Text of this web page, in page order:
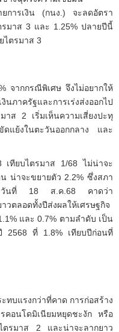
การเงิน (กนง.) จะลดอัตรา
รมาส 3 และ 1.25% ปลายปีนี้
ไตรมาส 3
จากกรณีพิเศษ จึงไม่อยากให้
าครัฐและการเร่งส่งออกไป
าส 2 เริ่มเห็นความเสี่ยงปะทุ
ดแย้งในตะวันออกกลาง และ
เทียบไตรมาส 1/68 ไม่น่าจะ
น่าจะขยายตัว 2.2% ซึ่งสภา
รั้งวันที่ 18 ส.ค.68 คาดว่า
วตลอดทั้งปีส่งผลให้เศรษฐกิจ
และ 0.7% ตามลำดับ เป็น
2568 ที่ 1.8% เทียบปีก่อนที่
ทบแรงกว่าที่คาด การก่อสร้าง
คอนโดมิเนียมหยุดชะงัก หรือ
ไตรมาส 2 และน่าจะลากยาว